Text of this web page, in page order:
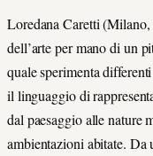
Loredana Caretti (Milano,
dell’arte per mano di un
quale sperimenta
il linguaggio di
dal paesaggio alle nature
ambientazioni abitate. Da